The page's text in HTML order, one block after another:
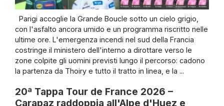
Parigi accoglie la Grande Boucle sotto un cielo grigio,
con l'asfalto ancora umido e un programma riscritto nelle
ultime ore. L'emergenza incendi nel sud della Francia
costringe il ministero dell'interno a dirottare verso le
zone colpite gli uomini previsti lungo il percorso: cadono
la partenza da Thoiry e tutto il tratto in linea, e la ...
20ª Tappa Tour de France 2026 –
Carapaz raddoppia all'Alpe d'Huez e